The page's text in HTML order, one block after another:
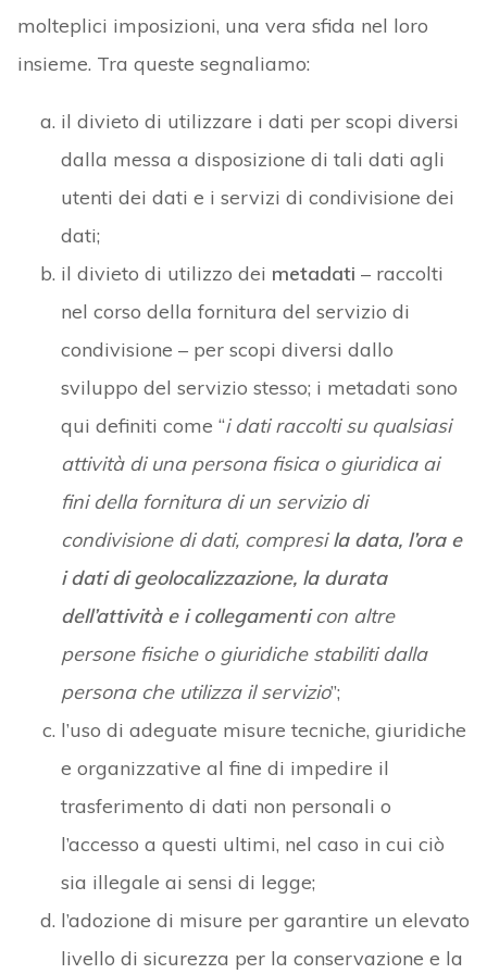
molteplici imposizioni, una vera sfida nel loro
insieme. Tra queste segnaliamo:
il divieto di utilizzare i dati per scopi diversi
dalla messa a disposizione di tali dati agli
utenti dei dati e i servizi di condivisione dei
dati;
il divieto di utilizzo dei metadati – raccolti
nel corso della fornitura del servizio di
condivisione – per scopi diversi dallo
sviluppo del servizio stesso; i metadati sono
qui definiti come “i dati raccolti su qualsiasi
attività di una persona fisica o giuridica ai
fini della fornitura di un servizio di
condivisione di dati, compresila data, l’ora e
i dati di geolocalizzazione, la durata
dell’attività e i collegamenticon altre
persone fisiche o giuridiche stabiliti dalla
persona che utilizza il servizio”;
l’uso di adeguate misure tecniche, giuridiche
e organizzative al fine di impedire il
trasferimento di dati non personali o
l’accesso a questi ultimi, nel caso in cui ciò
sia illegale ai sensi di legge;
l’adozione di misure per garantire un elevato
livello di sicurezza per la conservazione e la